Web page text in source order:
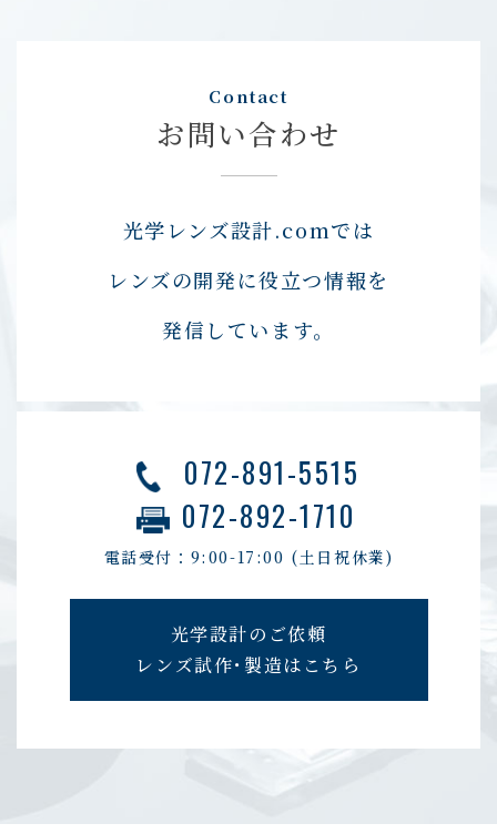
Contact
お問い合わせ
光学レンズ設計.comでは
レンズの開発に役立つ情報を
発信しています。
072-891-5515
072-892-1710
電話受付：9:00-17:00 (土日祝休業)
光学設計のご依頼
レンズ試作･製造はこちら